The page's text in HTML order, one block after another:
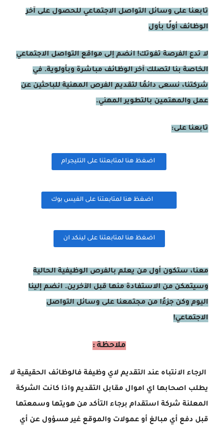
تابعنا على وسائل التواصل الاجتماعي للحصول على آخر
الوظائف أولًا بأول
لا تدع الفرصة تفوتك! انضم إلى مواقع التواصل الاجتماعي
الخاصة بنا لتصلك آخر الوظائف مباشرة وبأولوية. في
شركتنا، نسعى دائمًا لتقديم الفرص المهنية للباحثين عن
عمل والمهتمين بالتطوير المهني.
تابعنا على:
اضغظ هنا لمتابعتنا على التليجرام
اضغظ هنا لمتابعتنا على الفيس بوك
اضغظ هنا لمتابعتنا على لينكد ان
معنا، ستكون أول من يعلم بالفرص الوظيفية الحالية
وسيتمكن من الاستفادة منها قبل الآخرين. انضم إلينا
اليوم وكن جزءًا من مجتمعنا على وسائل التواصل
الاجتماعي!
ملاحظة :
الرجاء الانتباه عند التقديم لاي وظيفة فالوظائف الحقيقية لا
يطلب اصحابها اي اموال مقابل التقديم واذا كانت الشركة
المعلنة شركة استقدام برجاء التأكد من هويتها وسمعتها
قبل دفع أي مبالغ أو عمولات والموقع غير مسؤول عن أي